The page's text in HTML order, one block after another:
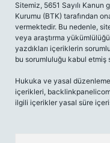
Sitemiz, 5651 Sayılı
Kurumu (BTK) tarafından
vermektedir. Bu nedenle,
veya araştırma
yazdıkları içeriklerin
bu sorumluluğu kabul etmiş
Hukuka ve yasal
içerikleri,
ilgili içerikler yasal süre